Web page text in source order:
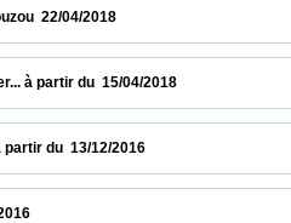
Tizi ouzou  22/04/2018
à partir du  15/04/2018
à partir du  13/12/2016
20/11/2016